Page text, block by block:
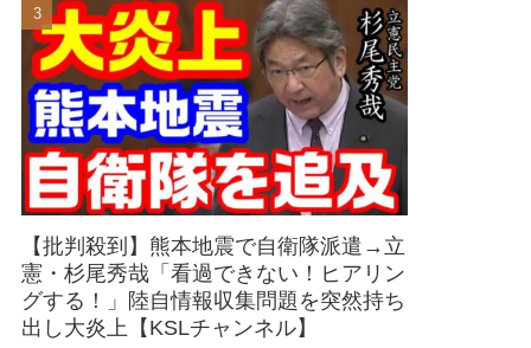
【批判殺到】熊本地震で自衛隊派遣→立
憲・杉尾秀哉「看過できない！ヒアリン
グする！」陸自情報収集問題を突然持ち
出し大炎上【KSLチャンネル】